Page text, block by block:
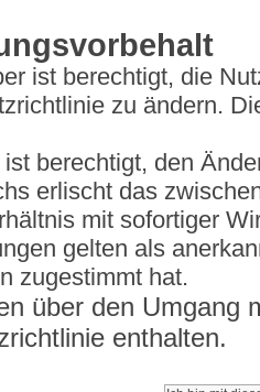
ist berechtigt, die
zu ändern.
berechtigt, den
erlischt das
mit sofortiger
gelten als
zugestimmt hat.
über den Umgang
enthalten.